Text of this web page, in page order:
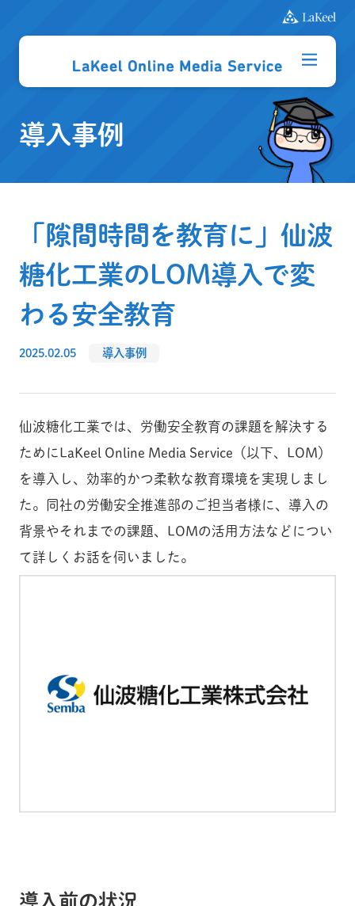
導入事例
「隙間時間を教育に」仙波
糖化工業のLOM導入で変
わる安全教育
2025.02.05 導入事例
仙波糖化工業では、労働安全教育の課題を解決する
ためにLaKeel Online Media Service（以下、LOM）
を導入し、効率的かつ柔軟な教育環境を実現しまし
た。同社の労働安全推進部のご担当者様に、導入の
背景やそれまでの課題、LOMの活用方法などについ
て詳しくお話を伺いました。
導入前の状況